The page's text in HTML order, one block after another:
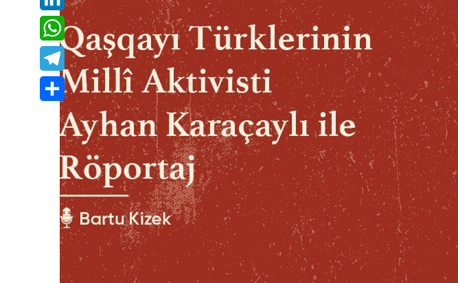
LinkedIn
WhatsApp
Telegram
Share